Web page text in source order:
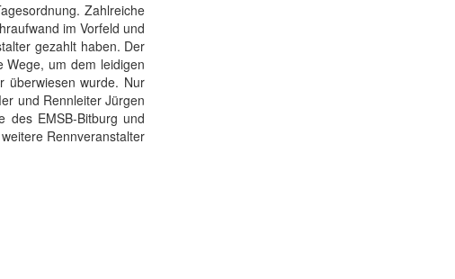
Zahlreiche
im Vorfeld und
gezahlt haben. Der
Wege, um dem leidigen
überwiesen wurde. Nur
und Rennleiter Jürgen
des EMSB-Bitburg und
Rennveranstalter